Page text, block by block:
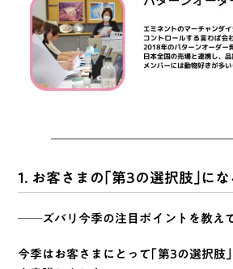
1. お客さまの「第3の選択肢」に
──ズバリ今季の注目ポイントを教え
今季はお客さまにとって「第3の選択肢